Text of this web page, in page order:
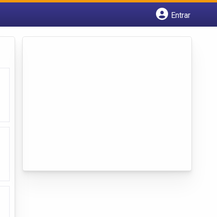
Entrar